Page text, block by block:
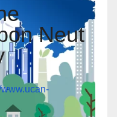
Neut
www.ucan-